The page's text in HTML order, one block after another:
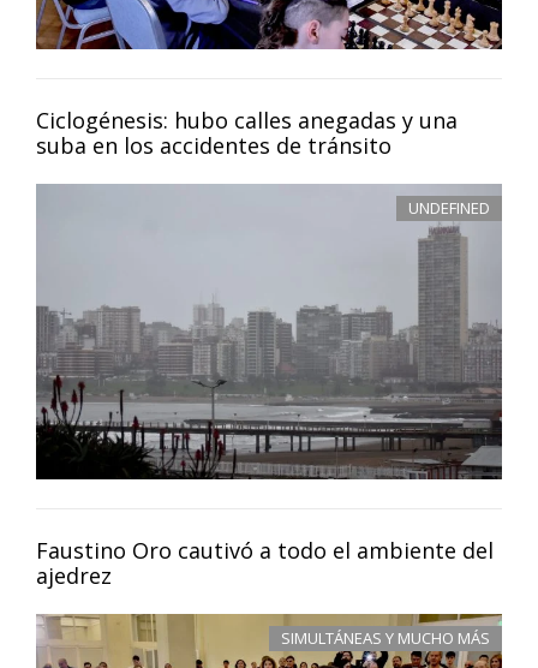
Ciclogénesis: hubo calles anegadas y una
suba en los accidentes de tránsito
UNDEFINED
Faustino Oro cautivó a todo el ambiente del
ajedrez
SIMULTÁNEAS Y MUCHO MÁS